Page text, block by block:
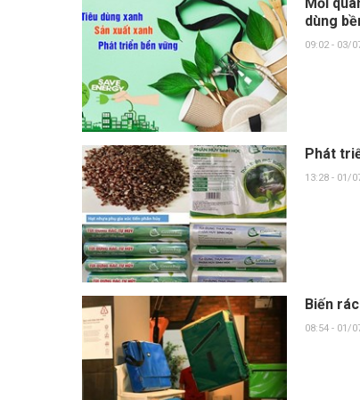
Mối
dùng
09:02 - 03/
Phát
13:28 - 01/
Biến
08:54 - 01/